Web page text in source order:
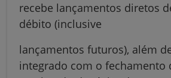
recebe lançamentos diretos
débito (inclusive
lançamentos futuros), além
integrado com o fechamento